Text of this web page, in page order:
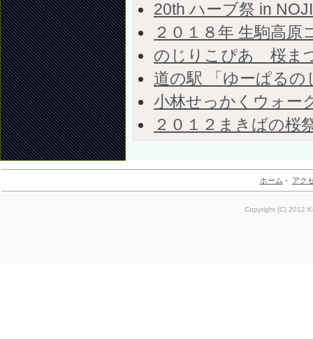
20th ハーブ祭 in
２０１８年 生駒高原
のじりこぴあ 桜ま
道の駅 「ゆーぱるの
小林せっかくウォー
２０１２まきばの桜
ホーム - アク
Copyright (C) 2012